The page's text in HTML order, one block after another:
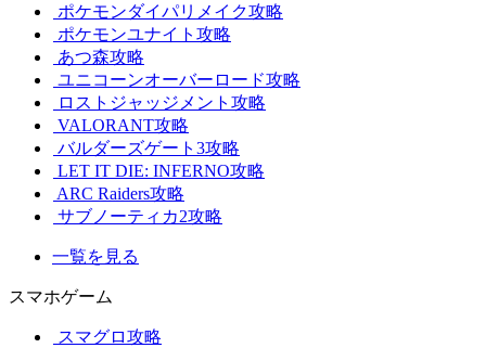
ポケモンダイパリメイク攻略
ポケモンユナイト攻略
あつ森攻略
ユニコーンオーバーロード攻略
ロストジャッジメント攻略
VALORANT攻略
バルダーズゲート3攻略
LET IT DIE: INFERNO攻略
ARC Raiders攻略
サブノーティカ2攻略
一覧を見る
スマホゲーム
スマグロ攻略